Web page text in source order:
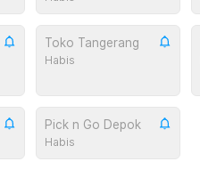
Toko Tangerang
Habis
Pick n Go Depok
Habis